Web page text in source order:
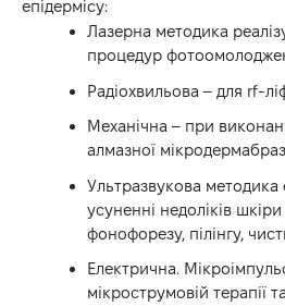
епідермісу:
Лазерна методика
процедур
Радіохвильова – для rf-
Механічна – при
алмазної
Ультразвукова
усуненні недоліків
фонофорезу, пілінгу,
Електрична.
мікрострумовій терапії